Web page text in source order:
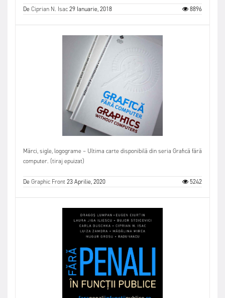
DeCiprian N. Isac29 Ianuarie, 2018 8896
Mărci, sigle, logograme – Ultima carte disponibilă din seria Grafică fără
computer. (tiraj epuizat)
DeGraphic Front23 Aprilie, 2020 5242